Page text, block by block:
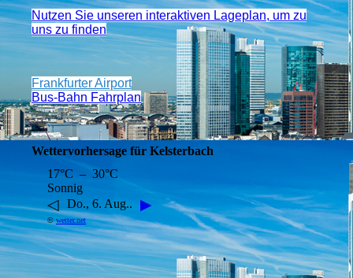
Nutzen Sie unseren interaktiven La­ge­plan, um zu
uns zu finden
Frankfurter Airport
Bus-Bahn Fahrplan
Wettervorhersage für Kelsterbach
17°C – 30°C
Sonnig
◁ Do., 6. Aug.. ▶
©wetter.net